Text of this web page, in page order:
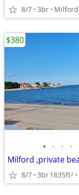
8/7 3br Milford
• • • •
8/7 3br1835ft2
$380